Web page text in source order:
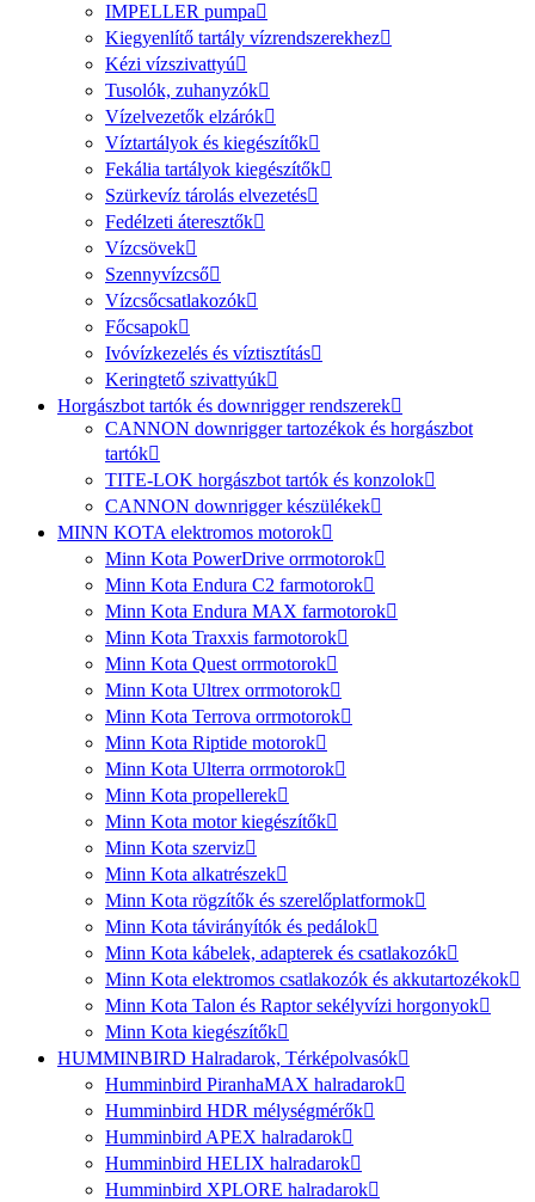
IMPELLER pumpa
Kiegyenlítő tartály vízrendszerekhez
Kézi vízszivattyú
Tusolók, zuhanyzók
Vízelvezetők elzárók
Víztartályok és kiegészítők
Fekália tartályok kiegészítők
Szürkevíz tárolás elvezetés
Fedélzeti áteresztők
Vízcsövek
Szennyvízcső
Vízcsőcsatlakozók
Főcsapok
Ivóvízkezelés és víztisztítás
Keringtető szivattyúk
Horgászbot tartók és downrigger rendszerek
CANNON downrigger tartozékok és horgászbot
tartók
TITE-LOK horgászbot tartók és konzolok
CANNON downrigger készülékek
MINN KOTA elektromos motorok
Minn Kota PowerDrive orrmotorok
Minn Kota Endura C2 farmotorok
Minn Kota Endura MAX farmotorok
Minn Kota Traxxis farmotorok
Minn Kota Quest orrmotorok
Minn Kota Ultrex orrmotorok
Minn Kota Terrova orrmotorok
Minn Kota Riptide motorok
Minn Kota Ulterra orrmotorok
Minn Kota propellerek
Minn Kota motor kiegészítők
Minn Kota szerviz
Minn Kota alkatrészek
Minn Kota rögzítők és szerelőplatformok
Minn Kota távirányítók és pedálok
Minn Kota kábelek, adapterek és csatlakozók
Minn Kota elektromos csatlakozók és akkutartozékok
Minn Kota Talon és Raptor sekélyvízi horgonyok
Minn Kota kiegészítők
HUMMINBIRD Halradarok, Térképolvasók
Humminbird PiranhaMAX halradarok
Humminbird HDR mélységmérők
Humminbird APEX halradarok
Humminbird HELIX halradarok
Humminbird XPLORE halradarok